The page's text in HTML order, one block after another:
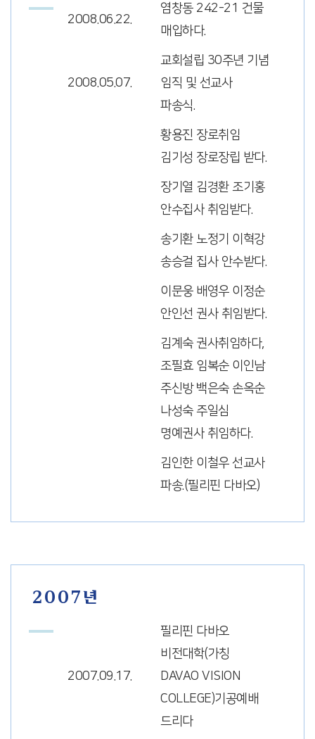
2008.06.22.
염창동 242-21 건물
매입하다.
2008.05.07.
교회설립 30주년 기념
임직 및 선교사
파송식.
황용진 장로취임
김기성 장로장립 받다.
장기열 김경환 조기홍
안수집사 취임받다.
송기환 노정기 이혁강
송승걸 집사 안수받다.
이문웅 배영우 이정순
안인선 권사 취임받다.
김계숙 권사취임하다,
조필효 임복순 이인남
주신방 백은숙 손옥순
나성숙 주일심
명예권사 취임하다.
김인한 이철우 선교사
파송.(필리핀 다바오)
2007년
2007.09.17.
필리핀 다바오
비전대학(가칭
DAVAO VISION
COLLEGE)기공예배
드리다